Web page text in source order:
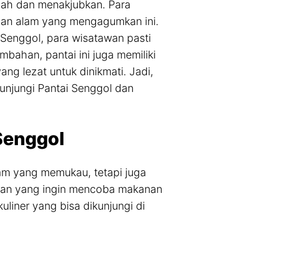
dan menakjubkan. Para
alam yang mengagumkan ini.
para wisatawan pasti
pantai ini juga memiliki
lezat untuk dinikmati. Jadi,
Pantai Senggol dan
yang memukau, tetapi juga
yang ingin mencoba makanan
yang bisa dikunjungi di